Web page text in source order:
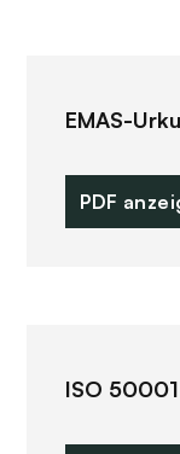
EMAS-
PDF
ISO 50001